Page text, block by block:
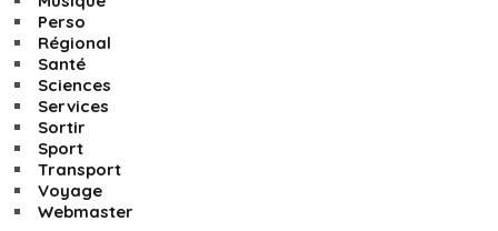
Perso
Régional
Santé
Sciences
Services
Sortir
Sport
Transport
Voyage
Webmaster